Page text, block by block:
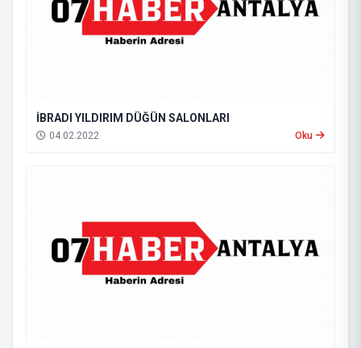
İBRADI YILDIRIM DÜĞÜN SALONLARI
04.02.2022 Oku